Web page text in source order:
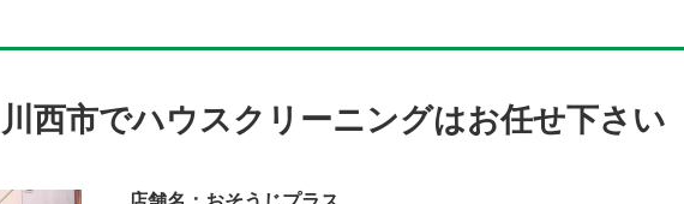
西市でハウスクリーニングはお任せ下さい